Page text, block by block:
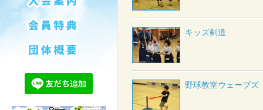
キッズ剣道
野球教室ウェーブズ